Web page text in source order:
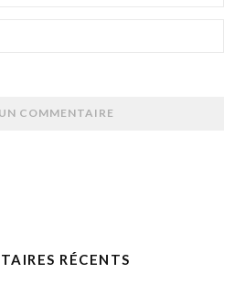
RÉCENTS